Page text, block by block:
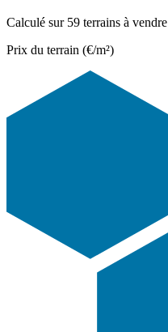
Calculé sur 59 terrains à vendre
Prix du terrain (€/m²)